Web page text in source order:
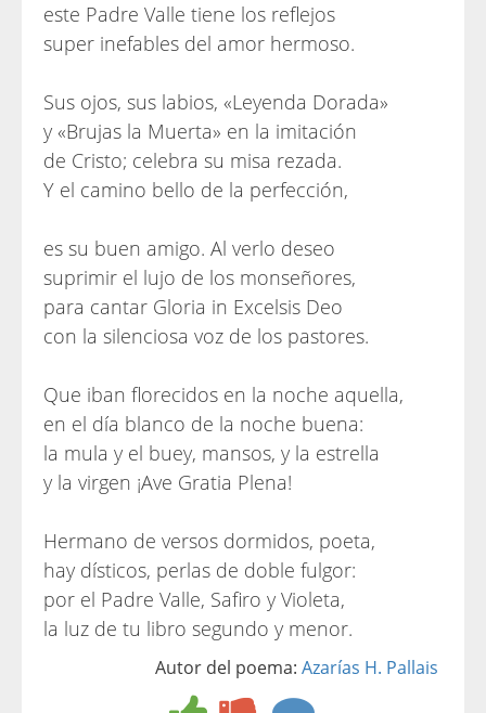
este Padre Valle tiene los reflejos
super inefables del amor hermoso.
Sus ojos, sus labios, «Leyenda Dorada»
y «Brujas la Muerta» en la imitación
de Cristo; celebra su misa rezada.
Y el camino bello de la perfección,
es su buen amigo. Al verlo deseo
suprimir el lujo de los monseñores,
para cantar Gloria in Excelsis Deo
con la silenciosa voz de los pastores.
Que iban florecidos en la noche aquella,
en el día blanco de la noche buena:
la mula y el buey, mansos, y la estrella
y la virgen ¡Ave Gratia Plena!
Hermano de versos dormidos, poeta,
hay dísticos, perlas de doble fulgor:
por el Padre Valle, Safiro y Violeta,
la luz de tu libro segundo y menor.
Autor del poema: Azarías H. Pallais